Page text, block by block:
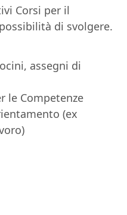
Corsi per il
di svolgere.
assegni di
le Competenze
(ex